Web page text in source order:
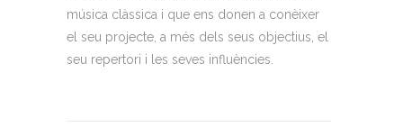
música clàssica i que ens donen a conèixer
el seu projecte , a més dels seus objectius , el
seu repertori i les seves influències